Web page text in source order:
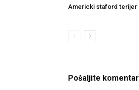
Americki staford terijer
Pošaljite komentar